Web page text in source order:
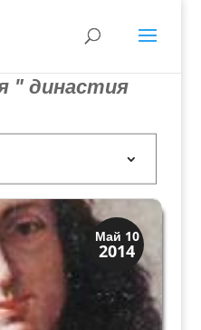
" династия
Май 10
2014